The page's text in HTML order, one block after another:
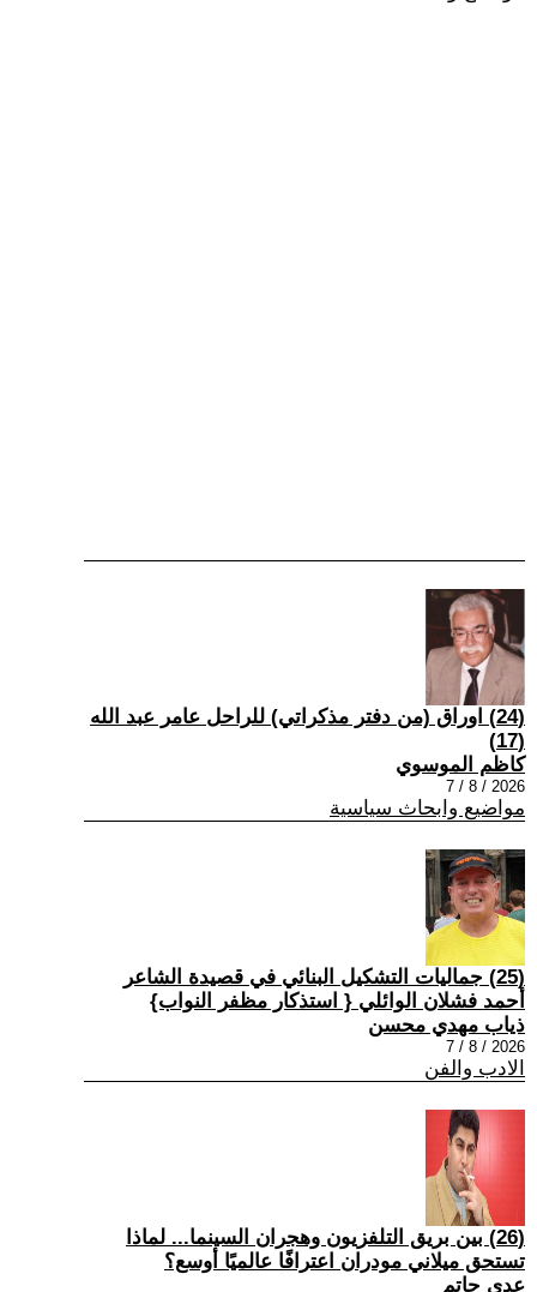
(24) اوراق (من دفتر مذكراتي) للراحل عامر عبد الله
(17)
كاظم الموسوي
2026 / 8 / 7
مواضيع وابحاث سياسية
(25) جماليات التشكيل البنائي في قصيدة الشاعر
أحمد فشلان الوائلي { استذكار مظفر النواب}
ذياب مهدي محسن
2026 / 8 / 7
الادب والفن
(26) بين بريق التلفزيون وهجران السينما... لماذا
تستحق ميلاني مودران اعترافًا عالميًا أوسع؟
عدي حاتم